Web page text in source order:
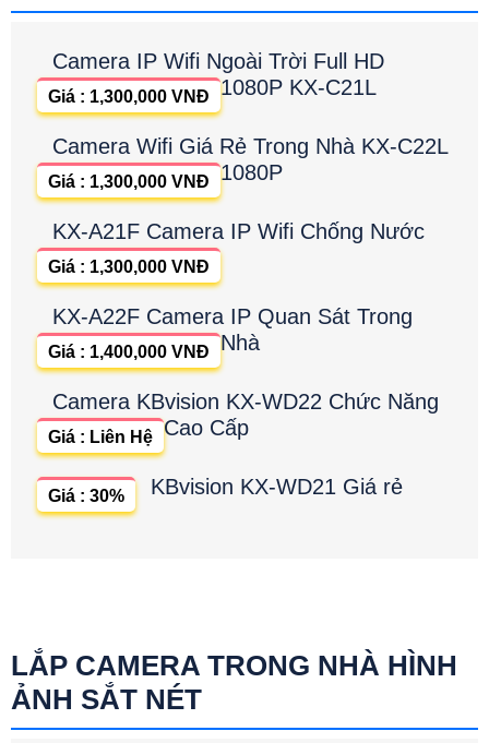
Camera IP Wifi Ngoài Trời Full HD
1080P KX-C21L
Giá : 1,300,000 VNĐ
Camera Wifi Giá Rẻ Trong Nhà KX-C22L
1080P
Giá : 1,300,000 VNĐ
KX-A21F Camera IP Wifi Chống Nước
Giá : 1,300,000 VNĐ
KX-A22F Camera IP Quan Sát Trong
Nhà
Giá : 1,400,000 VNĐ
Camera KBvision KX-WD22 Chức Năng
Cao Cấp
Giá : Liên Hệ
KBvision KX-WD21 Giá rẻ
Giá : 30%
LẮP CAMERA TRONG NHÀ HÌNH
ẢNH SẮT NÉT